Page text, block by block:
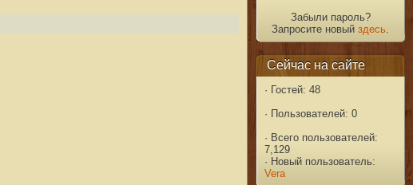
Забыли пароль?
Запросите новыйздесь
Сейчас на сайте
· Гостей: 48
· Пользователей: 0
· Всего пользователей:
7,129
· Новый пользователь:
Vera